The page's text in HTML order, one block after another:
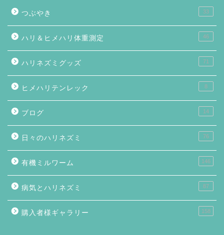
つぶやき 33
ハリ＆ヒメハリ体重測定 46
ハリネズミグッズ 71
ヒメハリテンレック 8
ブログ 14
日々のハリネズミ 76
有機ミルワーム 146
病気とハリネズミ 87
購入者様ギャラリー 158